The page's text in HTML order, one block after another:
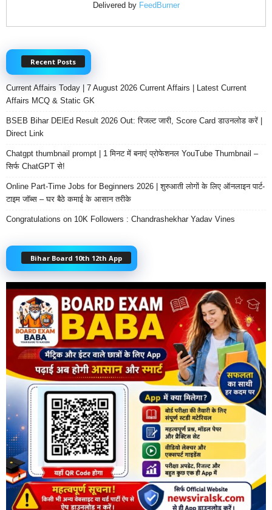
Delivered by FeedBurner
Recent Posts
Current Affairs Today | 7 August 2026 Current Affairs | Latest Current
Affairs MCQ & Static GK
BSEB Bihar DElEd Result 2026 Out: रिजल्ट जारी, Score Card डाउनलोड करें |
Direct Link
Chatgpt thumbnail prompt | 1 मिनट में बनाएं प्रोफेशनल YouTube Thumbnail –
सिर्फ ChatGPT से!
Online Part-Time Jobs for Beginners 2026 | शुरुआती लोगों के लिए ऑनलाइन पार्ट-
टाइम जॉब्स – घर बैठे कमाई के आसान तरीके
Congratulations on 10K Followers : Chandrashekhar Yadav Vines
Bihar Board 10th 12th App